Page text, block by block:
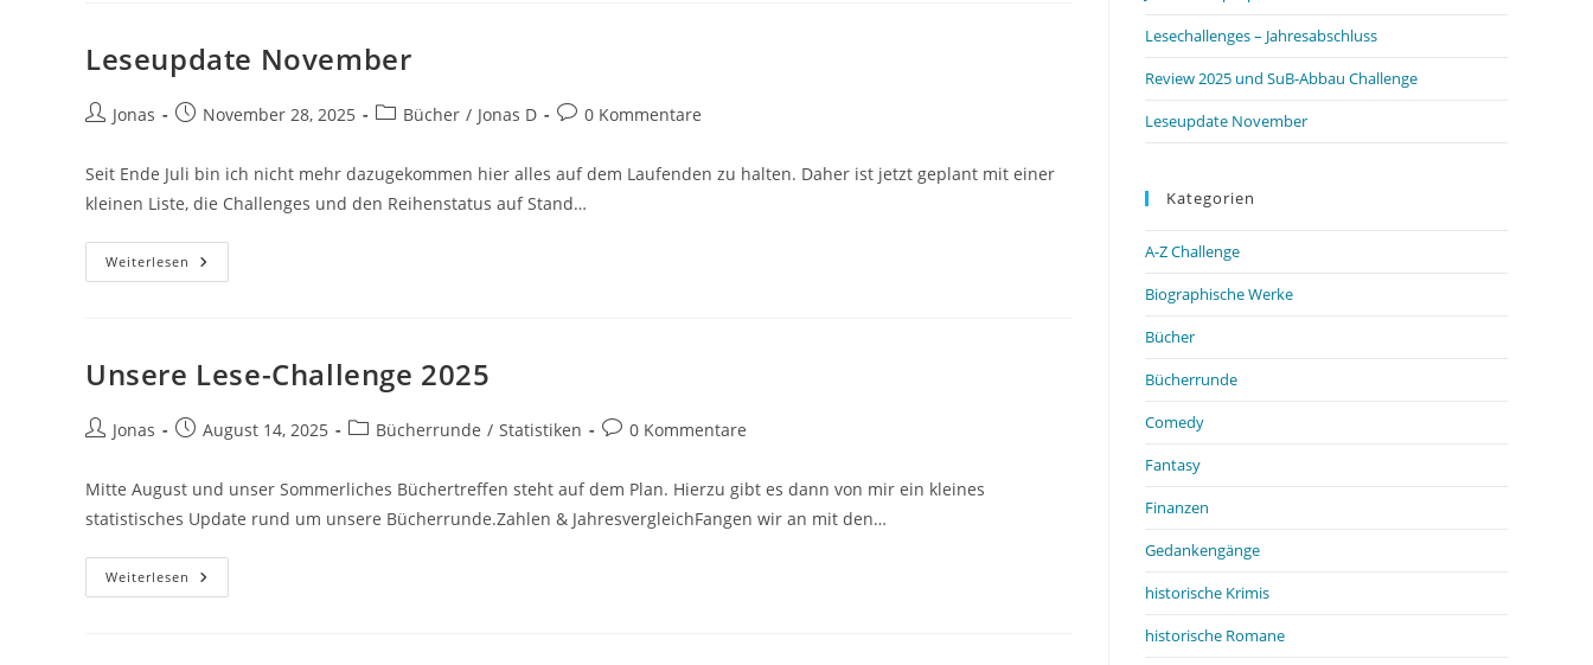
Leseupdate November
Jonas November 28, 2025 Bücher / Jonas D 0 Kommentare
Seit Ende Juli bin ich nicht mehr dazugekommen hier alles auf dem Laufenden zu halten. Daher ist jetzt geplant mit einer
kleinen Liste, die Challenges und den Reihenstatus auf Stand…
Weiterlesen
Unsere Lese-Challenge 2025
Jonas August 14, 2025 Bücherrunde / Statistiken 0 Kommentare
Mitte August und unser Sommerliches Büchertreffen steht auf dem Plan. Hierzu gibt es dann von mir ein kleines
statistisches Update rund um unsere Bücherrunde.Zahlen & JahresvergleichFangen wir an mit den…
Weiterlesen
Lesechallenges – Jahresabschluss
Review 2025 und SuB-Abbau Challenge
Leseupdate November
Kategorien
A-Z Challenge
Biographische Werke
Bücher
Bücherrunde
Comedy
Fantasy
Finanzen
Gedankengänge
historische Krimis
historische Romane